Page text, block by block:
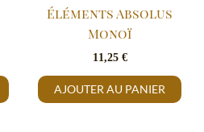
Éléments Absolus
Monoï
11,25 €
AJOUTER AU PANIER